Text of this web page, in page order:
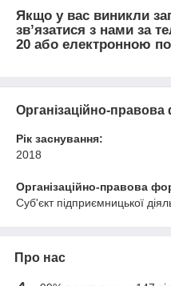
Якщо у вас виникли
зв’язатися з нами за
20 або електронною
Організаційно-правова
Рік заснування:
2018
Організаційно-правова
Суб'єкт підприємницької
Про нас